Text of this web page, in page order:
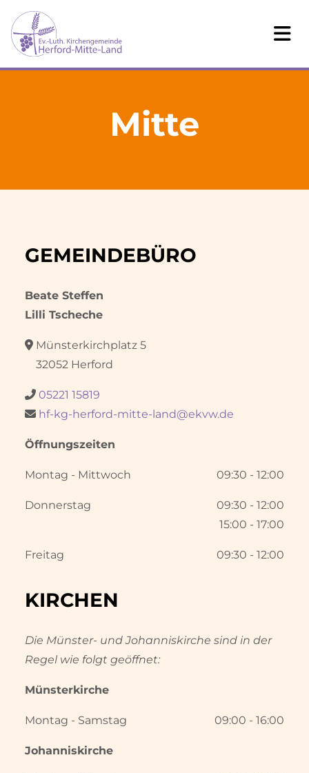
Mitte
GEMEINDEBÜRO
Beate Steffen
Lilli Tscheche
 Münsterkirchplatz 5
32052 Herford
 05221 15819
 hf-kg-herford-mitte-land@ekvw.de
Öffnungszeiten
Montag - Mittwoch 09:30 - 12:00
Donnerstag
09:30 - 12:00
15:00 - 17:00
Freitag 09:30 - 12:00
KIRCHEN
Die Münster- und Johanniskirche sind in der
Regel wie folgt geöffnet:
Münsterkirche
Montag - Samstag 09:00 - 16:00
Johanniskirche